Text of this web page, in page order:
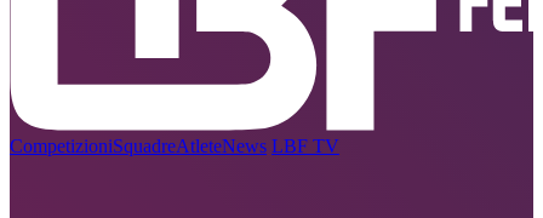
CompetizioniSquadreAtleteNews LBF TV